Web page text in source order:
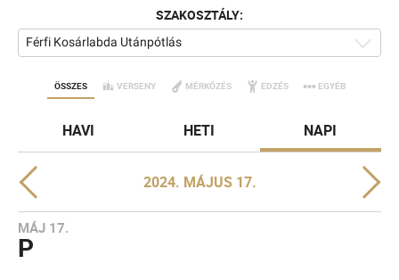
SZAKOSZTÁLY:
Férfi Kosárlabda Utánpótlás
ÖSSZES VERSENY MÉRKŐZÉS EDZÉS EGYÉB
HAVI HETI NAPI
2024. MÁJUS 17.
MÁJ 17.
P